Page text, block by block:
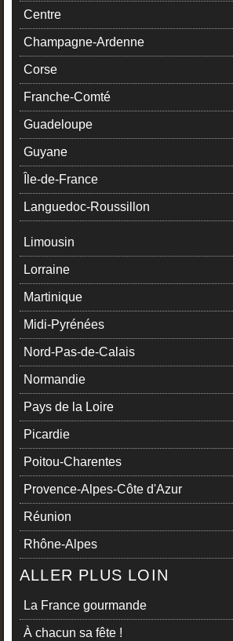
Centre
Champagne-Ardenne
Corse
Franche-Comté
Guadeloupe
Guyane
Île-de-France
Languedoc-Roussillon
Limousin
Lorraine
Martinique
Midi-Pyrénées
Nord-Pas-de-Calais
Normandie
Pays de la Loire
Picardie
Poitou-Charentes
Provence-Alpes-Côte d'Azur
Réunion
Rhône-Alpes
ALLER PLUS LOIN
La France gourmande
À chacun sa fête !